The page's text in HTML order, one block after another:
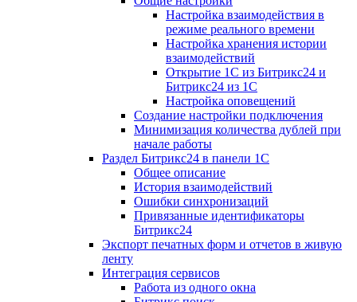
Настройка взаимодействия в
режиме реального времени
Настройка хранения истории
взаимодействий
Открытие 1С из Битрикс24 и
Битрикс24 из 1С
Настройка оповещений
Создание настройки подключения
Минимизация количества дублей при
начале работы
Раздел Битрикс24 в панели 1С
Общее описание
История взаимодействий
Ошибки синхронизаций
Привязанные идентификаторы
Битрикс24
Экспорт печатных форм и отчетов в живую
ленту
Интеграция сервисов
Работа из одного окна